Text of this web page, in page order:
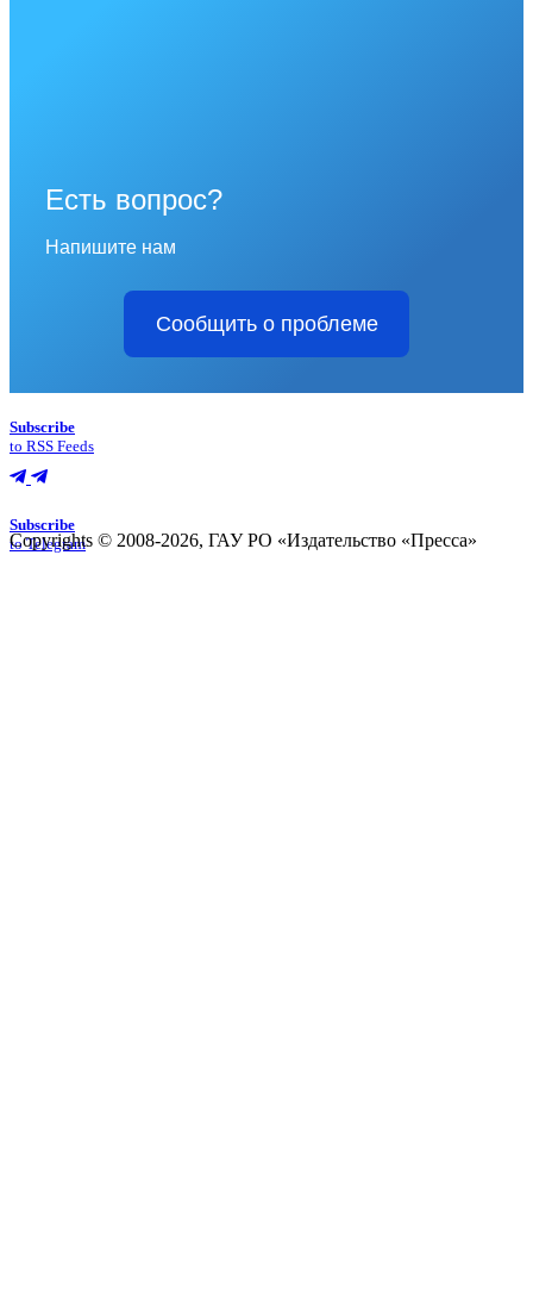
Есть вопрос?
Напишите нам
Сообщить о проблеме
Subscribe
to RSS Feeds
Subscribe
to Telegram
Copyrights © 2008-2026, ГАУ РО «Издательство «Пресса»